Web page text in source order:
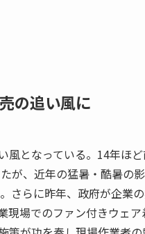
の追い風に
風となっている。14年ほ
が、近年の猛暑・酷暑の
さらに昨年、政府が企業
現場でのファン付きウェ